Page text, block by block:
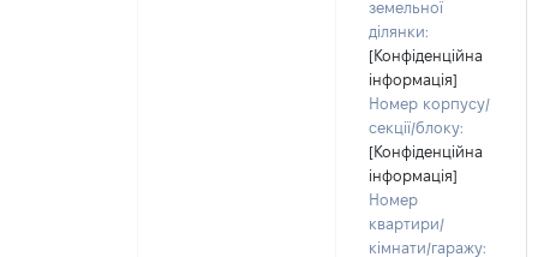
земельної
ділянки:
[Конфіденційна
інформація]
Номер корпусу/
секції/блоку:
[Конфіденційна
інформація]
Номер
квартири/
кімнати/гаражу: